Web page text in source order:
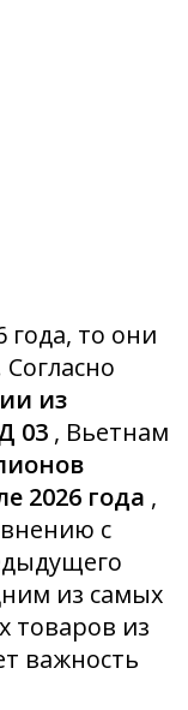
года, то они
из
03 , Вьетнам
2026 года ,
с
из самых
товаров из
важность